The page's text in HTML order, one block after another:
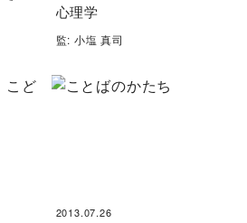
心理学
監: 小塩 真司
2013.07.26